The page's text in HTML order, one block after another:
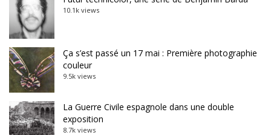
10.1k views
Ça s’est passé un 17 mai : Première photographie
couleur
9.5k views
La Guerre Civile espagnole dans une double
exposition
8.7k views